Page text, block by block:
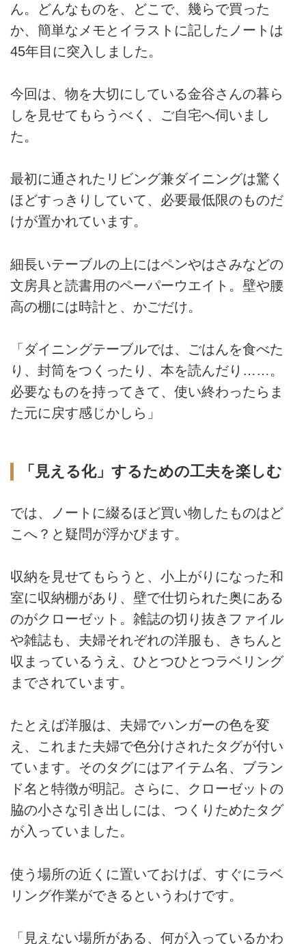
ん。どんなものを、どこで、幾らで買った
か、簡単なメモとイラストに記したノートは
45年目に突入しました。
今回は、物を大切にしている金谷さんの暮ら
しを見せてもらうべく、ご自宅へ伺いまし
た。
最初に通されたリビング兼ダイニングは驚く
ほどすっきりしていて、必要最低限のものだ
けが置かれています。
細長いテーブルの上にはペンやはさみなどの
文房具と読書用のペーパーウエイト。壁や腰
高の棚には時計と、かごだけ。
「ダイニングテーブルでは、ごはんを食べた
り、封筒をつくったり、本を読んだり……。
必要なものを持ってきて、使い終わったらま
た元に戻す感じかしら」
「見える化」するための工夫を楽しむ
では、ノートに綴るほど買い物したものはど
こへ？と疑問が浮かびます。
収納を見せてもらうと、小上がりになった和
室に収納棚があり、壁で仕切られた奥にある
のがクローゼット。雑誌の切り抜きファイル
や雑誌も、夫婦それぞれの洋服も、きちんと
収まっているうえ、ひとつひとつラベリング
までされています。
たとえば洋服は、夫婦でハンガーの色を変
え、これまた夫婦で色分けされたタグが付い
ています。そのタグにはアイテム名、ブラン
ド名と特徴が明記。さらに、クローゼットの
脇の小さな引き出しには、つくりためたタグ
が入っていました。
使う場所の近くに置いておけば、すぐにラベ
リング作業ができるというわけです。
「見えない場所がある、何が入っているかわ